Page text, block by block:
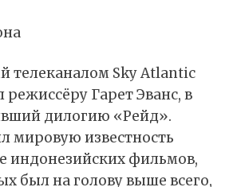
телеканалом Sky Atlantic
режиссёру Гарет Эванс, в
дилогию «Рейд».
мировую известность
индонезийских фильмов,
был на голову выше всего,